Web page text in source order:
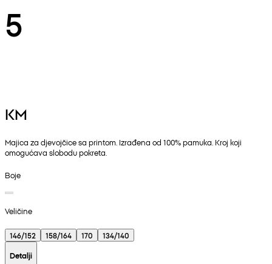
5
KM
Majica za djevojčice sa printom. Izrađena od 100% pamuka. Kroj koji
omogućava slobodu pokreta.
Boje
Veličine
146/152 158/164 170
134/140
Detalji